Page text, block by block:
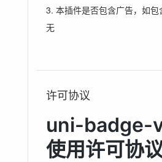
3. 本插件是否包含广告，如
无
许可协议
uni-badge-
使用许可协